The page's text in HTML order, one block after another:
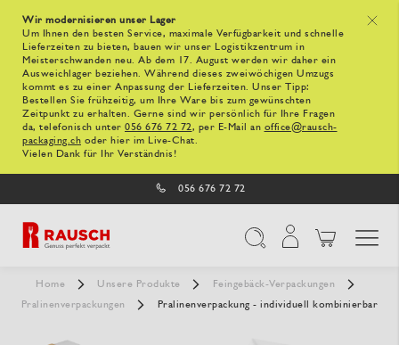
x
Wir modernisieren unser Lager
Um Ihnen den besten Service, maximale Verfügbarkeit und schnelle
Lieferzeiten zu bieten, bauen wir unser Logistikzentrum in
Meisterschwanden neu. Ab dem 17. August werden wir daher ein
Ausweichlager beziehen. Während dieses zweiwöchigen Umzugs
kommt es zu einer Anpassung der Lieferzeiten. Unser Tipp:
Bestellen Sie frühzeitig, um Ihre Ware bis zum gewünschten
Zeitpunkt zu erhalten. Gerne sind wir persönlich für Ihre Fragen
da, telefonisch unter 056 676 72 72, per E-Mail an office@rausch-
packaging.ch oder hier im Live-Chat.
Vielen Dank für Ihr Verständnis!
056 676 72 72
Home Unsere Produkte
Feingebäck-Verpackungen
Pralinenverpackungen
Pralinenverpackung - individuell kombinierbar